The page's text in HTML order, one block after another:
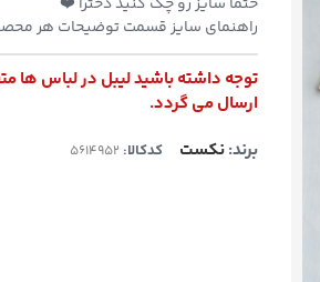
راهنمای سایز قسمت توضیحات هر
توجه داشته باشید لیبل در لباس
ارسال می گردد.
برند:نکست کدکالا: